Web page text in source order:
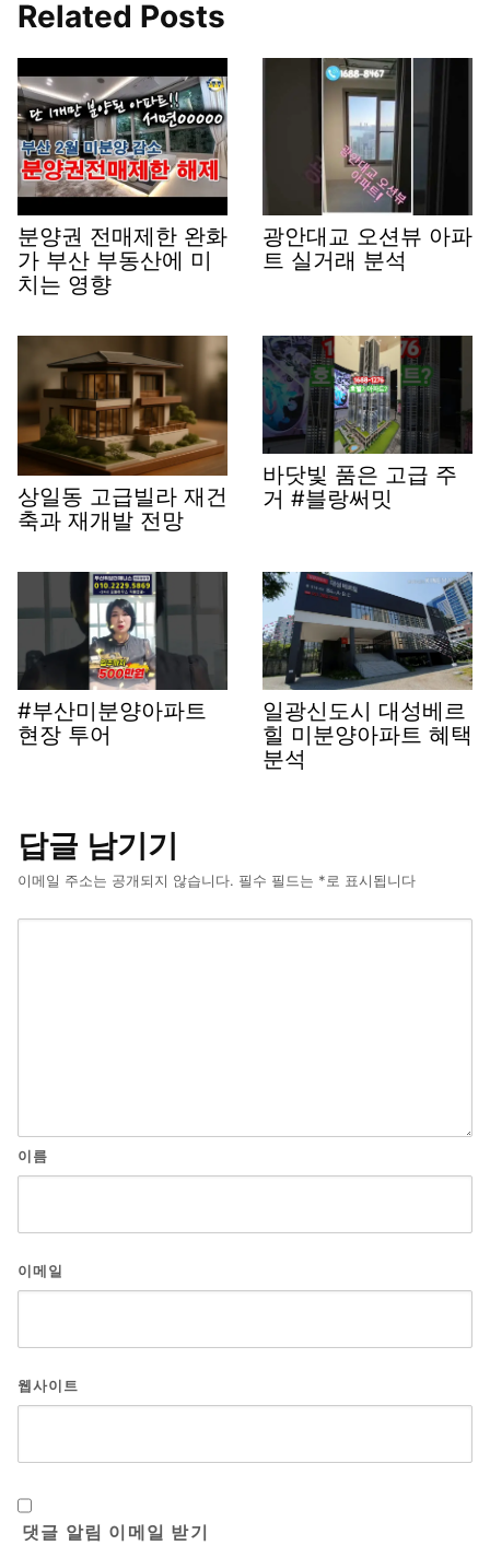
Related Posts
분양권 전매제한 완화
가 부산 부동산에 미
치는 영향
광안대교 오션뷰 아파
트 실거래 분석
상일동 고급빌라 재건
축과 재개발 전망
바닷빛 품은 고급 주
거 #블랑써밋
#부산미분양아파트
현장 투어
일광신도시 대성베르
힐 미분양아파트 혜택
분석
답글 남기기
이메일 주소는 공개되지 않습니다. 필수 필드는 *로 표시됩니다
이름
이메일
웹사이트
댓글 알림 이메일 받기